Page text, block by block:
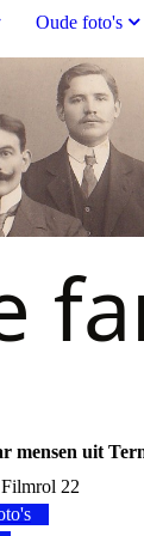
Oude foto's
mensen uit
Filmrol 22